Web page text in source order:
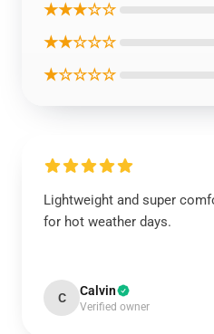
★★★☆☆
★★☆☆☆
★☆☆☆☆
Lightweight and super
for hot weather days.
C Calvin
Verified owner